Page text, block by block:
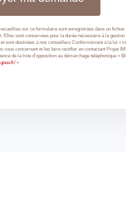
sur ce formulaire sont enregistrées dans un
Elles sont conservées pour la durée nécessaire à la
et sont destinées à nos conseillers Conformément à la loi «
vous concernant et les faire rectifier en contactant Projet
de la liste d'opposition au démarchage téléphonique «
»